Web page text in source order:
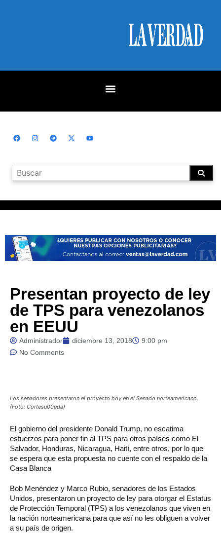
Presentan proyecto de ley
de TPS para venezolanos
en EEUU
Administrador diciembre 13, 2018
9:00 pm
No Comments
Los senadores presentaron el proyecto hoy en el Senado norteamericano.
(Foto: Cortesu00eda)
El gobierno del presidente Donald Trump, no escatima
esfuerzos para poner fin al TPS para otros países como El
Salvador, Honduras, Nicaragua, Haití, entre otros, por lo que
se espera que esta propuesta no cuente con el respaldo de la
Casa Blanca
Bob Menéndez y Marco Rubio, senadores de los Estados
Unidos, presentaron un proyecto de ley para otorgar el Estatus
de Protección Temporal (TPS) a los venezolanos que viven en
la nación norteamericana para que así no les obliguen a volver
a su país de origen.